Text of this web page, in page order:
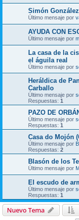
Simón
Último mensaje por
AYUDA CON
Último mensaje por
La casa de la
el águila real
Último mensaje por
Heráldica de
Carballo
Último mensaje por
Respuestas: 1
PAZO DE
Último mensaje por
Respuestas: 1
Casa do Mojón
Último mensaje por
Respuestas: 2
Blasón de los
Último mensaje por
El escudo de
Último mensaje por
Respuestas: 1
Nuevo Tema